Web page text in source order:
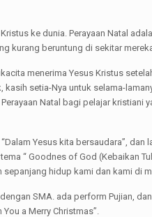
ke dunia. Perayaan Natal
kurang beruntung di sekitar
menerima Yesus Kristus
setia-Nya untuk selama-
Natal bagi pelajar kristiani
Yesus kita bersaudara”, dan
“ Goodnes of God (Kebaikan
hidup kami dan kami di
SMA. ada perform Pujian,
a Merry Christmas”.